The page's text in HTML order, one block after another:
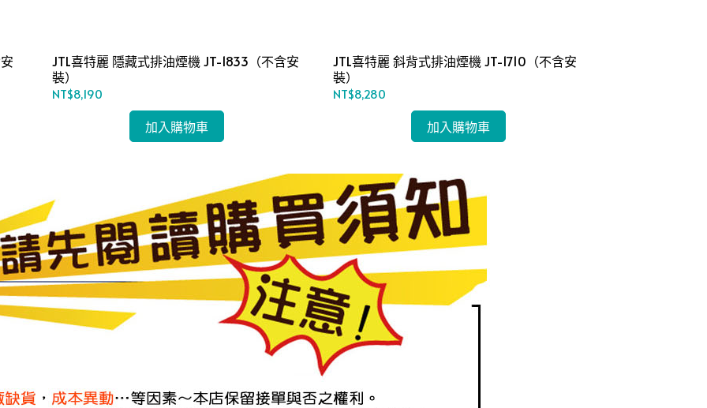
JTL喜特麗 隱藏式排油煙機 JT-1833（不含安
裝）
NT$8,190
加入購物車
JTL喜特麗 斜背式排油煙機 JT-1710（不含安
裝）
NT$8,280
加入購物車